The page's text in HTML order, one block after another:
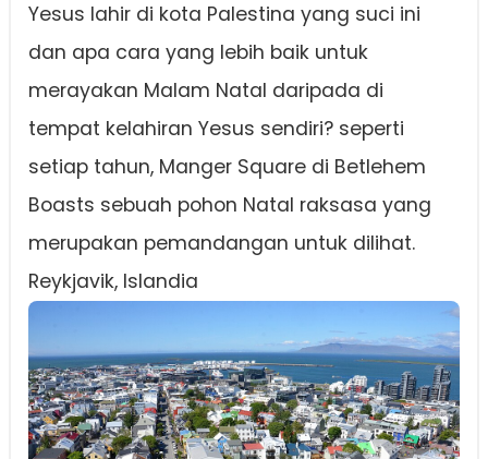
Yesus lahir di kota Palestina yang suci ini
dan apa cara yang lebih baik untuk
merayakan Malam Natal daripada di
tempat kelahiran Yesus sendiri? seperti
setiap tahun, Manger Square di Betlehem
Boasts sebuah pohon Natal raksasa yang
merupakan pemandangan untuk dilihat.
Reykjavik, Islandia